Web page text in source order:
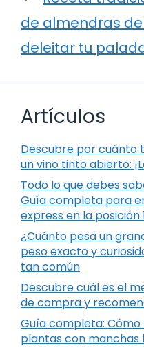
de almendras
deleitar tu
Artículos
Descubre por cuánto
un vino tinto abierto:
Todo lo que debes
Guía completa para
express en la posición
¿Cuánto pesa un
peso exacto y
tan común
Descubre cuál es el
de compra y
Guía completa:
plantas con manchas